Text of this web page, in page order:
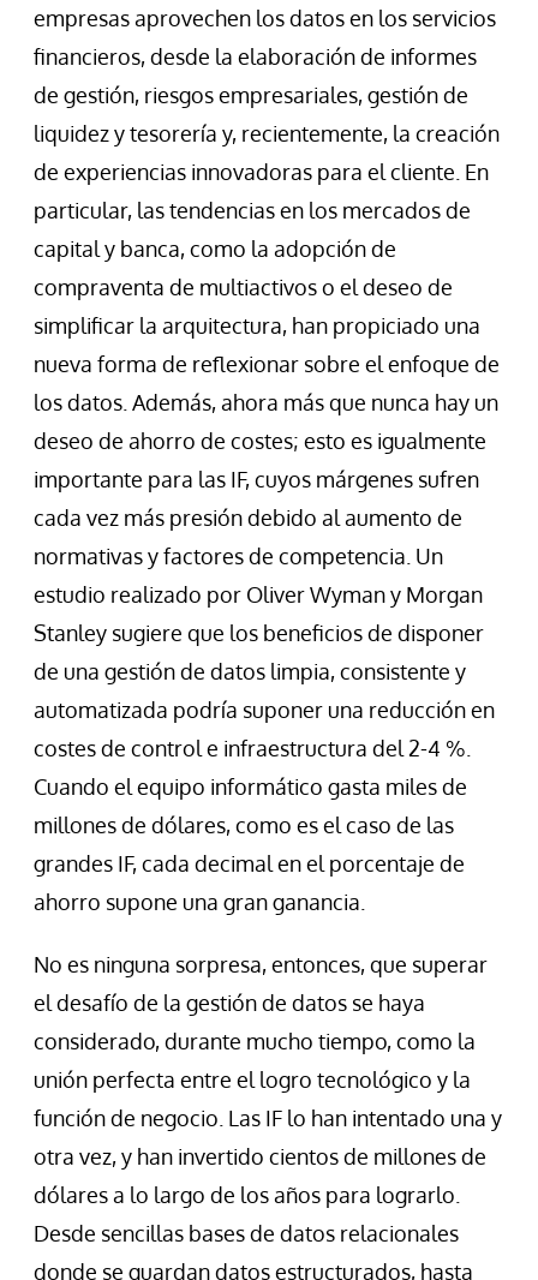
empresas aprovechen los datos en los servicios
financieros, desde la elaboración de informes
de gestión, riesgos empresariales, gestión de
liquidez y tesorería y, recientemente, la creación
de experiencias innovadoras para el cliente. En
particular, las tendencias en los mercados de
capital y banca, como la adopción de
compraventa de multiactivos o el deseo de
simplificar la arquitectura, han propiciado una
nueva forma de reflexionar sobre el enfoque de
los datos. Además, ahora más que nunca hay un
deseo de ahorro de costes; esto es igualmente
importante para las IF, cuyos márgenes sufren
cada vez más presión debido al aumento de
normativas y factores de competencia. Un
estudio realizado por Oliver Wyman y Morgan
Stanley sugiere que los beneficios de disponer
de una gestión de datos limpia, consistente y
automatizada podría suponer una reducción en
costes de control e infraestructura del 2-4 %.
Cuando el equipo informático gasta miles de
millones de dólares, como es el caso de las
grandes IF, cada decimal en el porcentaje de
ahorro supone una gran ganancia.
No es ninguna sorpresa, entonces, que superar
el desafío de la gestión de datos se haya
considerado, durante mucho tiempo, como la
unión perfecta entre el logro tecnológico y la
función de negocio. Las IF lo han intentado una y
otra vez, y han invertido cientos de millones de
dólares a lo largo de los años para lograrlo.
Desde sencillas bases de datos relacionales
donde se guardan datos estructurados, hasta